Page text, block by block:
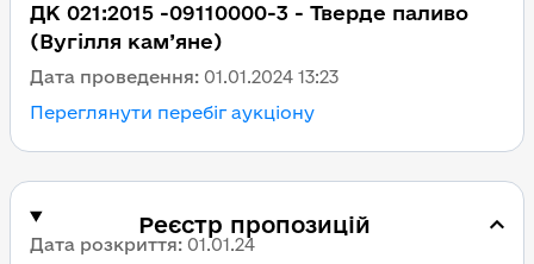
ДК 021:2015 -09110000-3 - Тверде паливо
(Вугілля кам’яне)
Дата проведення: 01.01.2024 13:23
Переглянути перебіг аукціону
Реєстр пропозицій
Дата розкриття: 01.01.24